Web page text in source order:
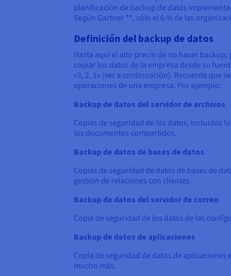
planificación de backup de datos
Según Gartner **, sólo el 6 % de las
Definición del backup de datos
Hasta aquí el alto precio de no hacer
copiar los datos de la empresa desde su
«3, 2, 1» (ver a continuación). Recuerde que
operaciones de una empresa. Por ejemplo:
Backup de datos del servidor de archivos
Copias de seguridad de los datos, incluidos
los documentos compartidos.
Backup de datos de bases de datos
Copias de seguridad de datos de bases de
gestión de relaciones con clientes.
Backup de datos del servidor de correo
Copia de seguridad de los datos de las
Backup de datos de aplicaciones
Copia de seguridad de datos de
mucho más.